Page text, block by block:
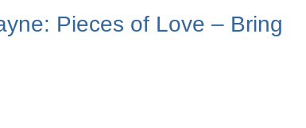
Pieces of Love – Bring